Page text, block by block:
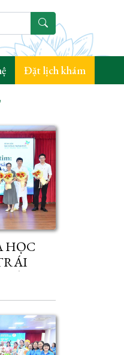
Đặt lịch khám
HỌC
ĐỊNH